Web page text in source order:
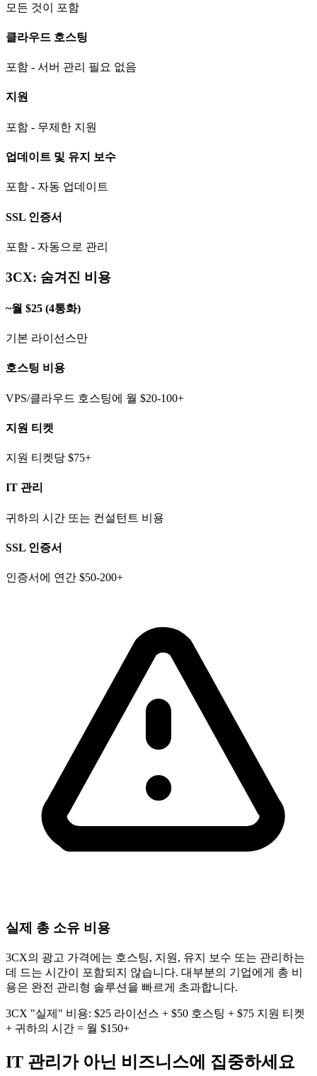
모든 것이 포함
클라우드 호스팅
포함 - 서버 관리 필요 없음
지원
포함 - 무제한 지원
업데이트 및 유지 보수
포함 - 자동 업데이트
SSL 인증서
포함 - 자동으로 관리
3CX: 숨겨진 비용
~월 $25 (4통화)
기본 라이선스만
호스팅 비용
VPS/클라우드 호스팅에 월 $20-100+
지원 티켓
지원 티켓당 $75+
IT 관리
귀하의 시간 또는 컨설턴트 비용
SSL 인증서
인증서에 연간 $50-200+
실제 총 소유 비용
3CX의 광고 가격에는 호스팅, 지원, 유지 보수 또는 관리하는
데 드는 시간이 포함되지 않습니다. 대부분의 기업에게 총 비
용은 완전 관리형 솔루션을 빠르게 초과합니다.
3CX "실제" 비용: $25 라이선스 + $50 호스팅 + $75 지원 티켓
+ 귀하의 시간 = 월 $150+
IT 관리가 아닌 비즈니스에 집중하세요